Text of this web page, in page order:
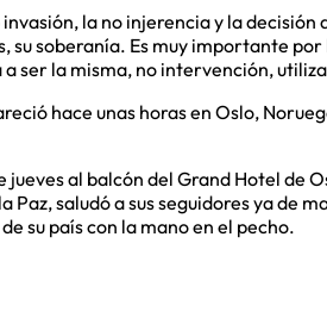
la no injerencia y la decisión
su soberanía. Es muy importante
ser la misma, no intervención,
hace unas horas en Oslo,
jueves al balcón del Grand Hotel de
Paz, saludó a sus seguidores ya de
su país con la mano en el pecho.